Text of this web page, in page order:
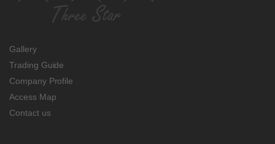
Gallery
Trading Guide
Company Profile
Access Map
Contact us